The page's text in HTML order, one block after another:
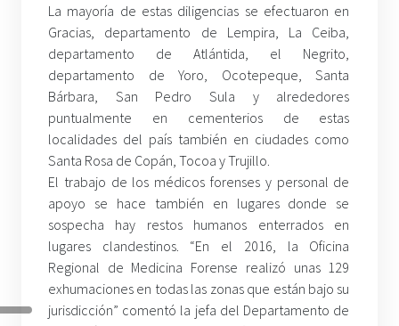
La mayoría de estas diligencias se efectuaron en
Gracias, departamento de Lempira, La Ceiba,
departamento de Atlántida, el Negrito,
departamento de Yoro, Ocotepeque, Santa
Bárbara, San Pedro Sula y alrededores
puntualmente en cementerios de estas
localidades del país también en ciudades como
Santa Rosa de Copán, Tocoa y Trujillo.
El trabajo de los médicos forenses y personal de
apoyo se hace también en lugares donde se
sospecha hay restos humanos enterrados en
lugares clandestinos. “En el 2016, la Oficina
Regional de Medicina Forense realizó unas 129
exhumaciones en todas las zonas que están bajo su
jurisdicción” comentó la jefa del Departamento de